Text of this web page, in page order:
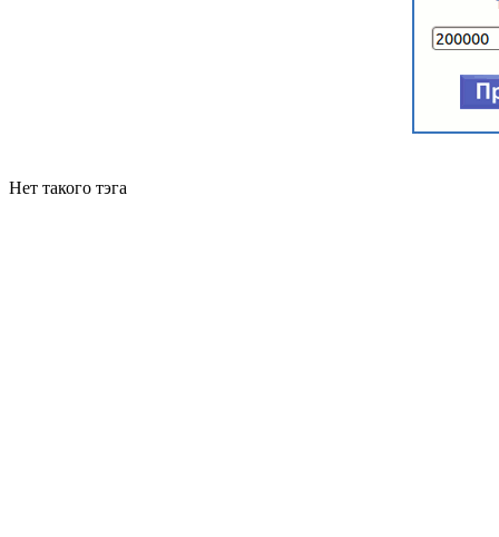
Нет такого тэга